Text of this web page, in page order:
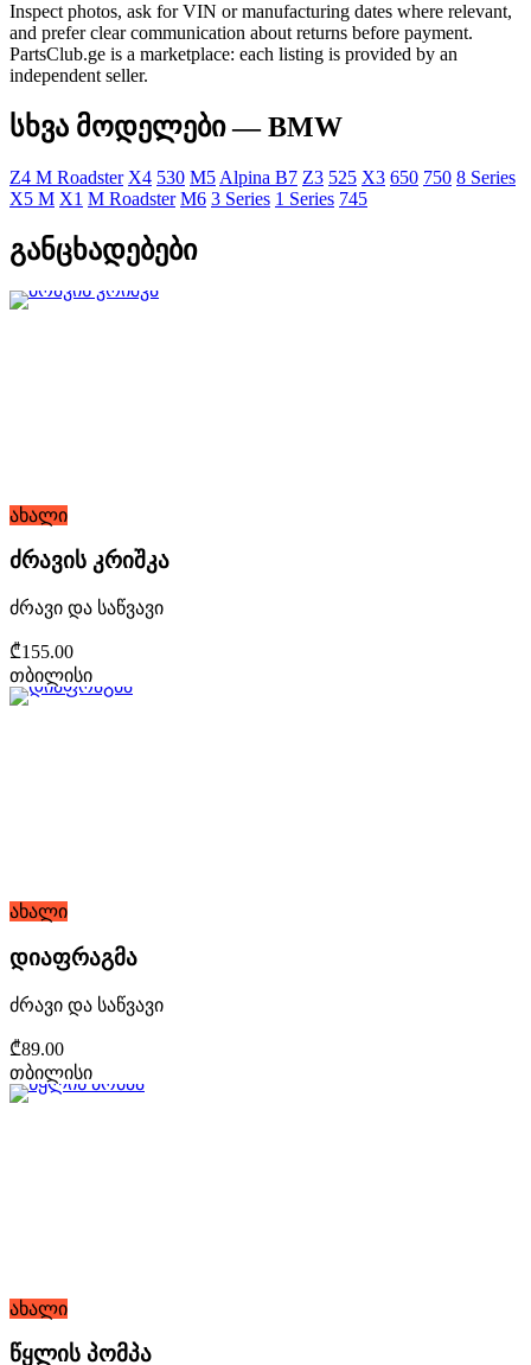
Inspect photos, ask for VIN or manufacturing dates where relevant,
and prefer clear communication about returns before payment.
PartsClub.ge is a marketplace: each listing is provided by an
independent seller.
სხვა მოდელები — BMW
Z4 M Roadster X4 530 M5 Alpina B7 Z3 525 X3 650 750 8 Series
X5 M X1 M Roadster M6 3 Series 1 Series 745
განცხადებები
ახალი
ძრავის კრიშკა
ძრავი და საწვავი
₾155.00
თბილისი
ახალი
დიაფრაგმა
ძრავი და საწვავი
₾89.00
თბილისი
ახალი
წყლის პომპა